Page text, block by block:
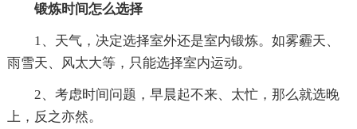
锻炼时间怎么选择
1、天气，决定选择室外还是室内锻炼。如雾霾天、
雨雪天、风太大等，只能选择室内运动。
2、考虑时间问题，早晨起不来、太忙，那么就选晚
上，反之亦然。